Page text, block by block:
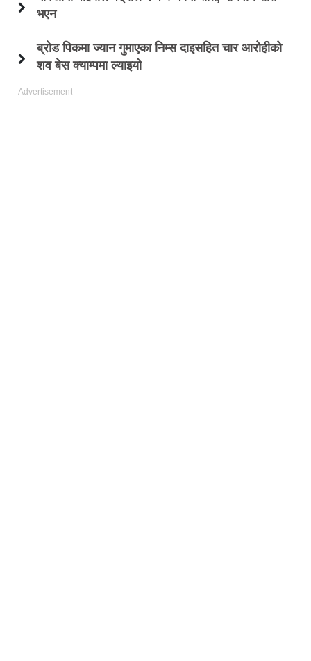
भएन
ब्रोड पिकमा ज्यान गुमाएका निम्स दाइसहित चार आरोहीको
शव बेस क्याम्पमा ल्याइयो